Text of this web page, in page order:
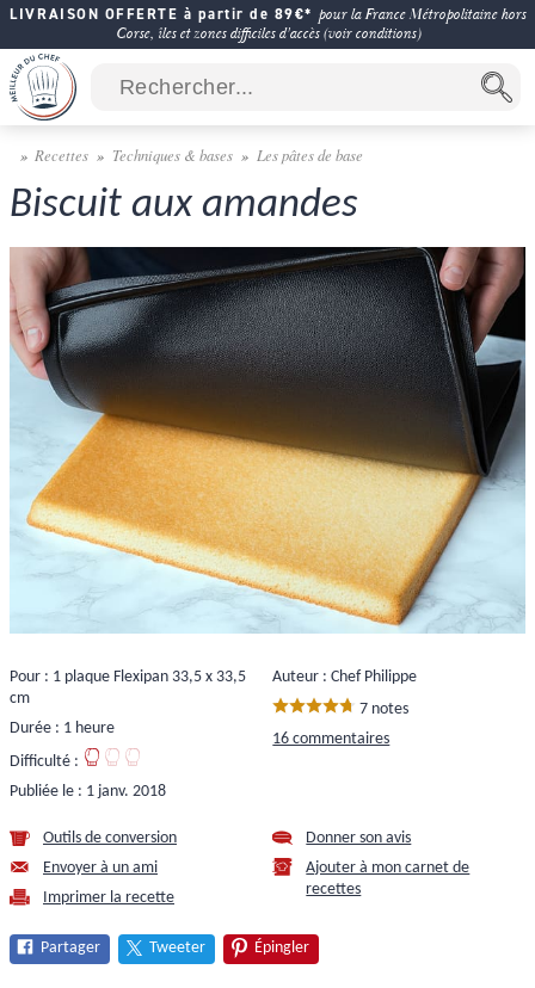
LIVRAISON OFFERTE à partir de 89€* pour la France Métropolitaine hors
Corse, îles et zones difficiles d'accès (voir conditions)
Recettes Techniques & bases Les pâtes de base
Biscuit aux amandes
Pour : 1 plaque Flexipan 33,5 x 33,5
cm
Durée : 1 heure
Difficulté :
Publiée le : 1 janv. 2018
Auteur : Chef Philippe
7 notes
16 commentaires
Outils de conversion
Envoyer à un ami
Imprimer la recette
Donner son avis
Ajouter à mon carnet de
recettes
Partager Tweeter Épingler